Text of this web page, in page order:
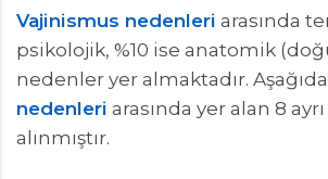
Vajinismus nedenleri arasında
psikolojik, %10 ise anatomik
nedenler yer almaktadır. Aşağıda
nedenleri arasında yer alan 8
alınmıştır.